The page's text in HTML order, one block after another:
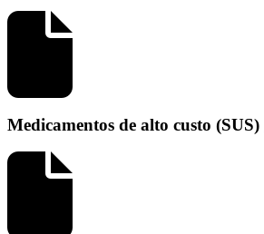
Medicamentos de alto custo (SUS)